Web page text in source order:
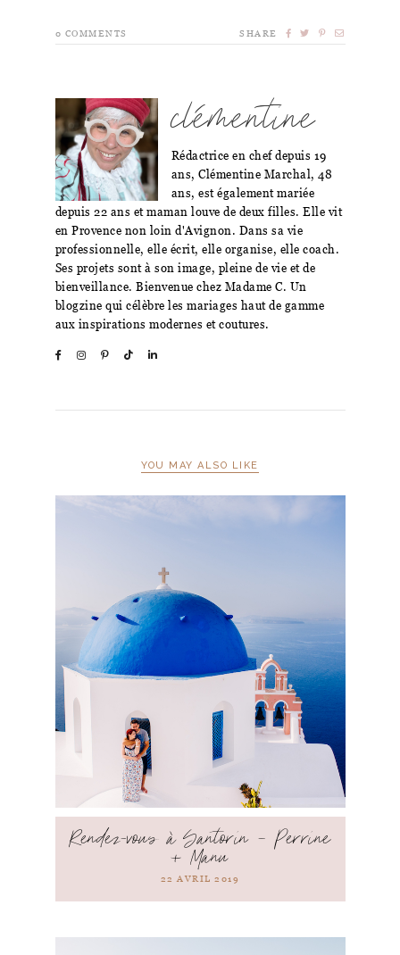
0 COMMENTS SHARE
clémentine
Rédactrice en chef depuis 19
ans, Clémentine Marchal, 48
ans, est également mariée
depuis 22 ans et maman louve de deux filles. Elle vit
en Provence non loin d'Avignon. Dans sa vie
professionnelle, elle écrit, elle organise, elle coach.
Ses projets sont à son image, pleine de vie et de
bienveillance. Bienvenue chez Madame C. Un
blogzine qui célèbre les mariages haut de gamme
aux inspirations modernes et coutures.
YOU MAY ALSO LIKE
Rendez-vous à Santorin – Perrine
+ Manu
22 AVRIL 2019